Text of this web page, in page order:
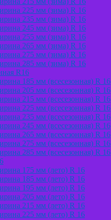
225 мм (зима) R 16
235 мм (зима) R 16
245 мм (зима) R 16
255 мм (зима) R 16
265 мм (зима) R 16
275 мм (зима) R 16
285 мм (зима) R 16
R16
185 мм (всесезонная) R 16
205 мм (всесезонная) R 16
215 мм (всесезонная) R 16
225 мм (всесезонная) R 16
235 мм (всесезонная) R 16
245 мм (всесезонная) R 16
265 мм (всесезонная) R 16
275 мм (всесезонная) R 16
285 мм (всесезонная) R 16
175 мм (лето) R 16
185 мм (лето) R 16
195 мм (лето) R 16
205 мм (лето) R 16
215 мм (лето) R 16
225 мм (лето) R 16